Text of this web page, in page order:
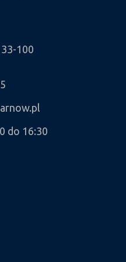
100
do 16:30